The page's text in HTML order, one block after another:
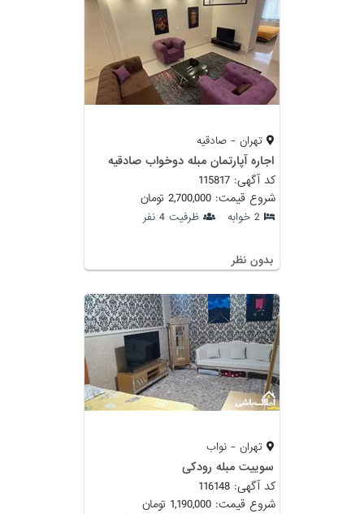
تهران - صادقیه
اجاره آپارتمان مبله دوخواب صادقیه
کد آگهی: 115817
شروع قیمت: 2,700,000 تومان
2 خوابه ظرفیت 4 نفر
بدون نظر
تهران - نواب
سوییت مبله رودکی
کد آگهی: 116148
شروع قیمت: 1,190,000 تومان